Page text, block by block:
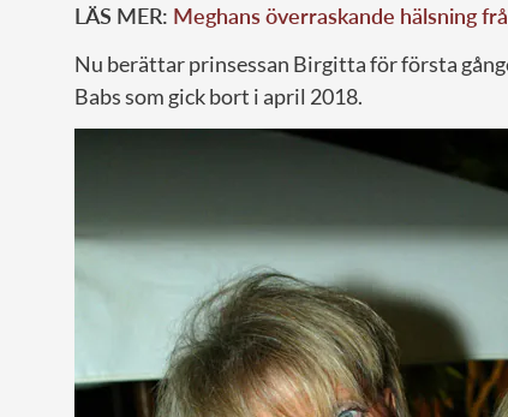
LÄS MER: Meghans överraskande hälsning
Nu berättar prinsessan Birgitta för första
Babs som gick bort i april 2018.